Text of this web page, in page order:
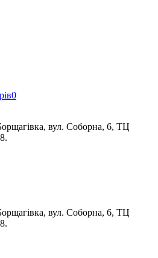
0
вул. Соборна, 6, ТЦ
вул. Соборна, 6, ТЦ